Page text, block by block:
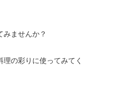
ませんか？
の彩りに使ってみてく